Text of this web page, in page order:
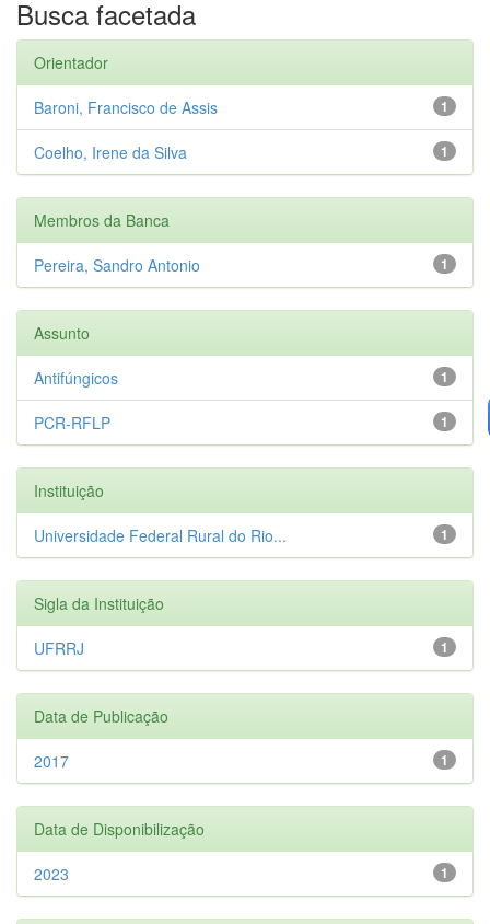
Busca facetada
Orientador
1
Baroni, Francisco de Assis
1
Coelho, Irene da Silva
Membros da Banca
1
Pereira, Sandro Antonio
Assunto
1
Antifúngicos
1
PCR-RFLP
Instituição
1
Universidade Federal Rural do Rio...
Sigla da Instituição
1
UFRRJ
Data de Publicação
1
2017
Data de Disponibilização
1
2023